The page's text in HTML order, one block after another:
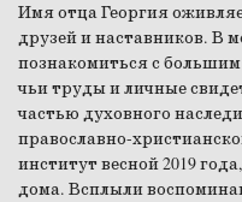
Имя отца Георгия
друзей и наставников. В
познакомиться с
чьи труды и личные
частью духовного
православно-
институт весной 2019
дома. Всплыли